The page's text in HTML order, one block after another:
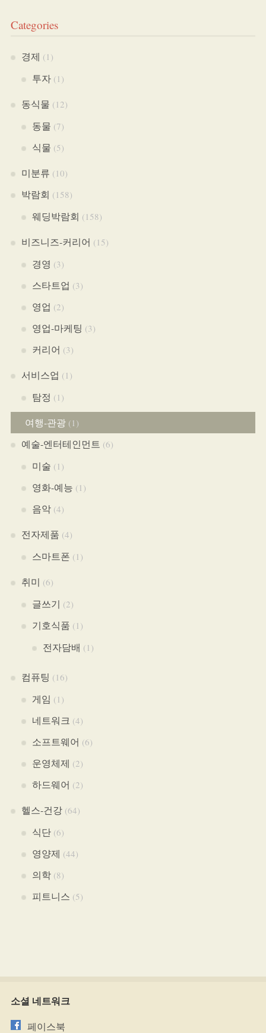
Categories
경제 (1)
투자(1)
동식물 (12)
동물 (7)
식물 (5)
미분류 (10)
박람회 (158)
웨딩박람회 (158)
비즈니즈-커리어 (15)
경영 (3)
스타트업 (3)
영업 (2)
영업-마케팅 (3)
커리어 (3)
서비스업 (1)
탐정 (1)
여행-관광(1)
예술-엔터테인먼트 (6)
미술 (1)
영화-예능 (1)
음악(4)
전자제품 (4)
스마트폰 (1)
취미 (6)
글쓰기 (2)
기호식품 (1)
전자담배 (1)
컴퓨팅 (16)
게임 (1)
네트워크 (4)
소프트웨어 (6)
운영체제 (2)
하드웨어 (2)
헬스-건강(64)
식단(6)
영양제 (44)
의학(8)
피트니스 (5)
소셜 네트워크
페이스북